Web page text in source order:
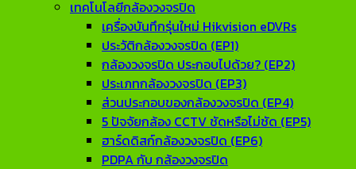
เทคโนโลยีกล้องวงจรปิด
เครื่องบันทึกรุ่นใหม่ Hikvision eDVRs
ประวัติกล้องวงจรปิด (EP1)
กล้องวงจรปิด ประกอบไปด้วย? (EP2)
ประเภทกล้องวงจรปิด (EP3)
ส่วนประกอบของกล้องวงจรปิด (EP4)
5 ปัจจัยกล้อง CCTV ชัดหรือไม่ชัด (EP5)
ฮาร์ดดิสก์กล้องวงจรปิด (EP6)
PDPA กับ กล้องวงจรปิด